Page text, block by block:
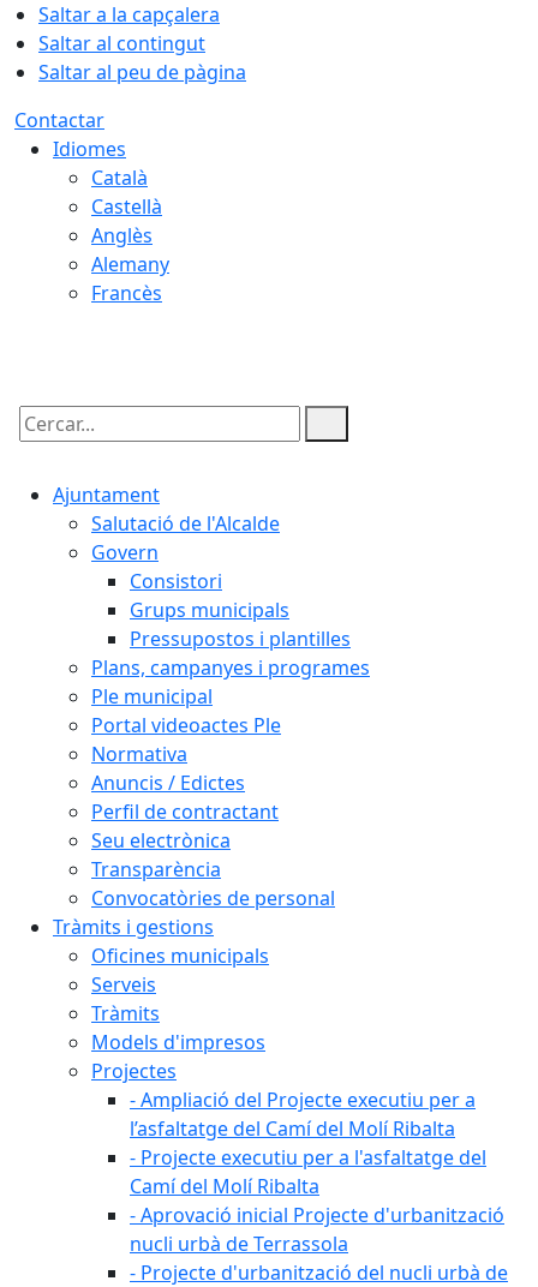
Saltar a la capçalera
Saltar al contingut
Saltar al peu de pàgina
Contactar
Idiomes
Català
Castellà
Anglès
Alemany
Francès
Cercar:
Ajuntament
Salutació de l'Alcalde
Govern
Consistori
Grups municipals
Pressupostos i plantilles
Plans, campanyes i programes
Ple municipal
Portal videoactes Ple
Normativa
Anuncis / Edictes
Perfil de contractant
Seu electrònica
Transparència
Convocatòries de personal
Tràmits i gestions
Oficines municipals
Serveis
Tràmits
Models d'impresos
Projectes
- Ampliació del Projecte executiu per a
l’asfaltatge del Camí del Molí Ribalta
- Projecte executiu per a l'asfaltatge del
Camí del Molí Ribalta
- Aprovació inicial Projecte d'urbanització
nucli urbà de Terrassola
- Projecte d'urbanització del nucli urbà de